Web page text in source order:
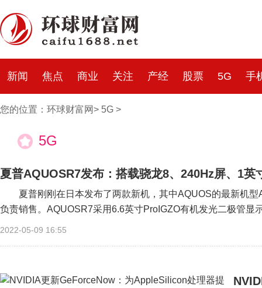
新闻 焦点 商业 关注 产经 股票 5G 手
您的位置： 环球财富网> 5G >
5G
夏普AQUOSR7发布：搭载骁龙8、240Hz屏、1英
夏普刚刚在日本发布了两款新机，其中AQUOS的最新机
负责销售。AQUOSR7采用6.6英寸ProIGZO有机发光二极管显
2022-05-09 16:55